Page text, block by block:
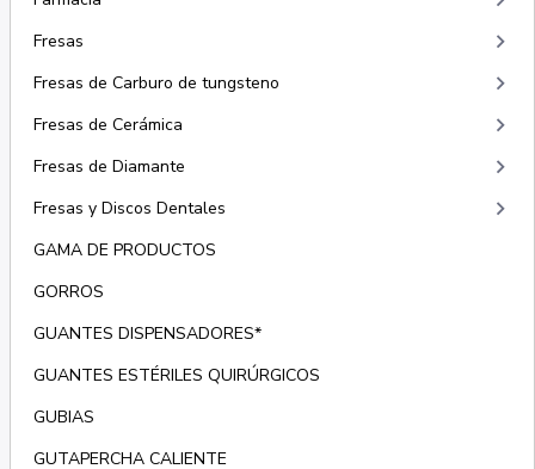
Fresas keyboard_arrow_right
Fresas de Carburo de tungsteno keyboard_arrow_right
Fresas de Cerámica keyboard_arrow_right
Fresas de Diamante keyboard_arrow_right
Fresas y Discos Dentales keyboard_arrow_right
GAMA DE PRODUCTOS
GORROS
GUANTES DISPENSADORES*
GUANTES ESTÉRILES QUIRÚRGICOS
GUBIAS
GUTAPERCHA CALIENTE